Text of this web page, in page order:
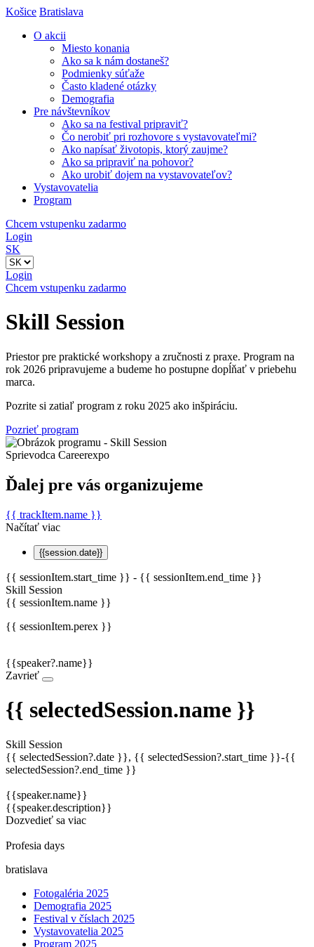
Košice Bratislava
O akcii
Miesto konania
Ako sa k nám dostaneš?
Podmienky súťaže
Často kladené otázky
Demografia
Pre návštevníkov
Ako sa na festival pripraviť?
Čo nerobiť pri rozhovore s vystavovateľmi?
Ako napísať životopis, ktorý zaujme?
Ako sa pripraviť na pohovor?
Ako urobiť dojem na vystavovateľov?
Vystavovatelia
Program
Chcem vstupenku zadarmo
Login
SK
Login
Chcem vstupenku zadarmo
Skill Session
Priestor pre praktické workshopy a zručnosti z praxe. Program na
rok 2026 pripravujeme a budeme ho postupne dopĺňať v priebehu
marca.
Pozrite si zatiaľ program z roku 2025 ako inšpiráciu.
Pozrieť program
Sprievodca Careerexpo
Ďalej pre vás organizujeme
{{ trackItem.name }}
Načítať viac
{{session.date}}
{{ sessionItem.start_time }} - {{ sessionItem.end_time }}
Skill Session
{{ sessionItem.name }}
{{ sessionItem.perex }}
{{speaker?.name}}
Zavrieť
{{ selectedSession.name }}
Skill Session
{{ selectedSession?.date }}, {{ selectedSession?.start_time }}-{{
selectedSession?.end_time }}
{{speaker.name}}
{{speaker.description}}
Dozvedieť sa viac
Profesia days
bratislava
Fotogaléria 2025
Demografia 2025
Festival v číslach 2025
Vystavovatelia 2025
Program 2025